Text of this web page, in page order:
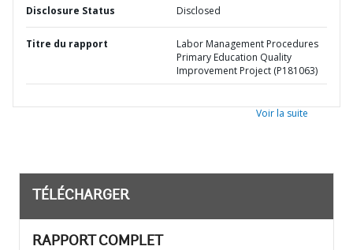
Disclosure Status Disclosed
Titre du rapport
Labor Management Procedures
Primary Education Quality
Improvement Project (P181063)
Voir la suite
TÉLÉCHARGER
RAPPORT COMPLET